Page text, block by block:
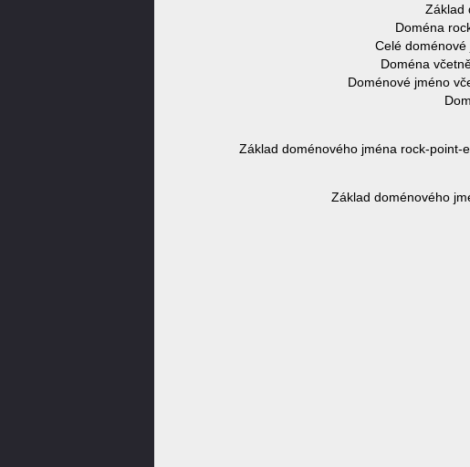
Základ
Doména
Celé doménové
Doména
Doménové jméno
Základ doménového jména rock-point-
Základ doménového